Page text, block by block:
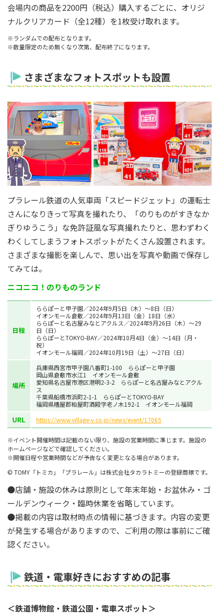
会場内の商品を2200円（税込）購入するごとに、オリジ
ナルクリアカード（全12種）を1枚受け取れます。
※ランダムでの配布となります。
※数量限定のため無くなり次第、配布終了になります。
さまざまなフォトスポットも設置
プラレール鉄道の人気車両「スピードジェット」の運転士
さんになりきって写真を撮れたり、「のりものがすきなか
ぎりゆうこう」な免許証風な写真撮れたりと、思わずわく
わくしてしまうフォトスポットがたくさん設置されます。
さまざまな撮影を楽しんで、思い出を写真や動画で保存し
てみては。
ニコニコ！のりものランド
日程
ららぽーと甲子園／2024年9月5日（木）〜8日（日）
イオンモール倉敷／2024年9月13日（金）18日（水）
ららぽーと名古屋みなとアクルス／2024年9月26日（木）～29
日（日）
ららぽーとTOKYO-BAY／2024年10月4日（金）～14日（月・
祝）
イオンモール福岡／2024年10月19日（土）～27日（日）
場所
兵庫県西宮市甲子園八番町1-100 ららぽーと甲子園
岡山県倉敷市水江1 イオンモール倉敷
愛知県名古屋市港区港明2-3-2 ららぽーと名古屋みなとアクル
ス
千葉県船橋市浜町2-1-1 ららぽーとTOKYO-BAY
福岡県糟屋郡粕屋町酒殿字老ノ木192-1 イオンモール福岡
URL https://www.village-v.co.jp/news/event/17065
※イベント開催時間は記載のない限り、施設の営業時間に準じます。施設の
ホームページなどで確認してください。
※開催日程や営業時間などが予告なく変更となる場合があります。
© TOMY「トミカ」「プラレール」は株式会社タカラトミーの登録商標です。
●店舗・施設の休みは原則として年末年始・お盆休み・ゴ
ールデンウィーク・臨時休業を省略しています。
●掲載の内容は取材時点の情報に基づきます。内容の変更
が発生する場合がありますので、ご利用の際は事前にご確
認ください。
鉄道・電車好きにおすすめの記事
＜鉄道博物館・鉄道公園・電車スポット＞